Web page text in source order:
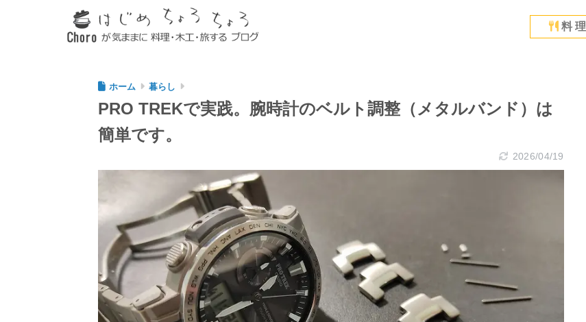
料 理
ホーム 暮らし
PRO TREKで実践。腕時計のベルト調整（メタルバンド）は
簡単です。
2026/04/19